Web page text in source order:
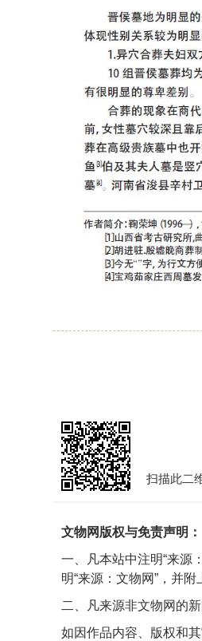
扫描此二
文物网版权与免责声明：
一、凡本站中注明“来源
明“来源：文物网”，并附
二、凡来源非文物网的
如因作品内容、版权和